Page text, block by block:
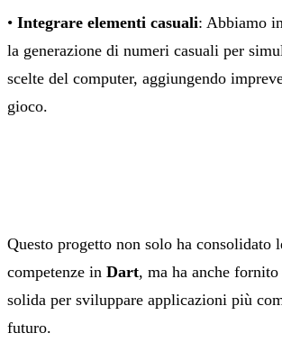
• Integrare elementi casuali: Abbiamo
la generazione di numeri casuali per
scelte del computer, aggiungendo
gioco.
Questo progetto non solo ha consolidato
competenze in Dart, ma ha anche fornito
solida per sviluppare applicazioni più
futuro.